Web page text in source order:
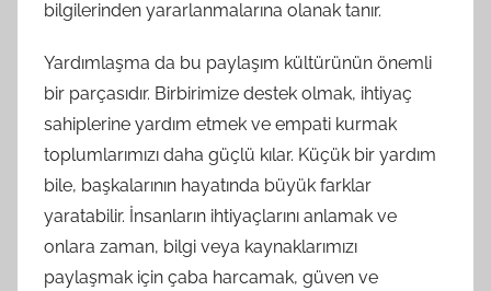
bilgilerinden yararlanmalarına olanak tanır.
Yardımlaşma da bu paylaşım kültürünün önemli
bir parçasıdır. Birbirimize destek olmak, ihtiyaç
sahiplerine yardım etmek ve empati kurmak
toplumlarımızı daha güçlü kılar. Küçük bir yardım
bile, başkalarının hayatında büyük farklar
yaratabilir. İnsanların ihtiyaçlarını anlamak ve
onlara zaman, bilgi veya kaynaklarımızı
paylaşmak için çaba harcamak, güven ve